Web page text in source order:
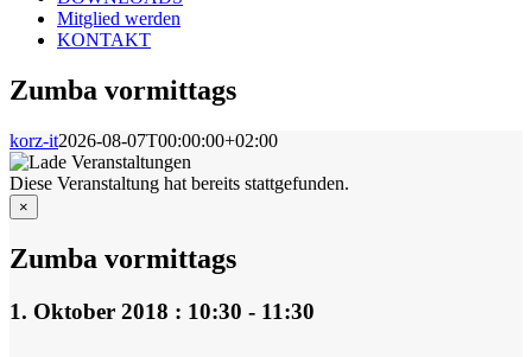
Mitglied werden
KONTAKT
Zumba vormittags
korz-it2026-08-07T00:00:00+02:00
Diese Veranstaltung hat bereits stattgefunden.
×
Zumba vormittags
1. Oktober 2018 : 10:30 - 11:30